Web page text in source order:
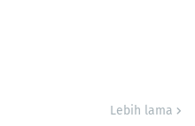
Lebih lama